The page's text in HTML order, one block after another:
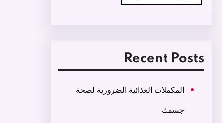
Recent Posts
المكملات الغذائية الضرورية لصحة
جسمك